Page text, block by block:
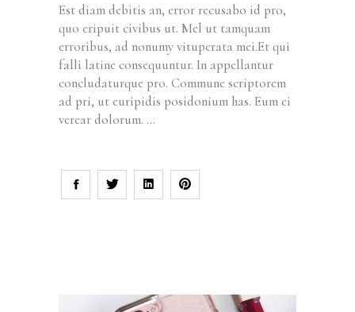
Est diam debitis an, error recusabo id pro,
quo eripuit civibus ut. Mel ut tamquam
erroribus, ad nonumy vituperata mei.Et qui
falli latine consequuntur. In appellantur
concludaturque pro. Commune scriptorem
ad pri, ut euripidis posidonium has. Eum ei
verear dolorum.